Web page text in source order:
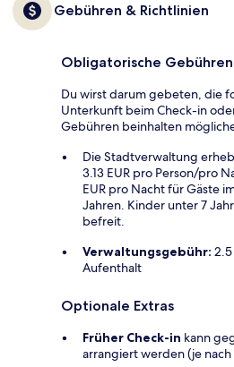
Gebühren & Richtlinien
Obligatorische Gebühren
Du wirst darum gebeten, die
Unterkunft beim Check-in
Gebühren beinhalten
Die Stadtverwaltung
3.13 EUR pro Person/pro
EUR pro Nacht für Gäste
Jahren. Kinder unter 7
befreit.
Verwaltungsgebühr: 2.5
Aufenthalt
Optionale Extras
Früher Check-in kann
arrangiert werden (je